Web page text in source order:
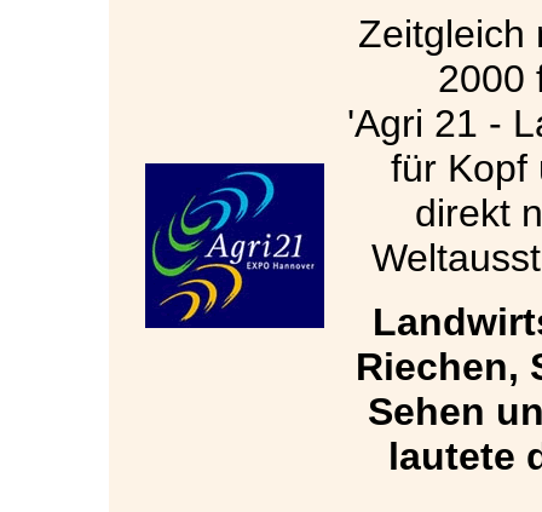
Zeitgleich
2000
'Agri 21 -
für Kopf
direkt
Riechen,
Sehen
lautete